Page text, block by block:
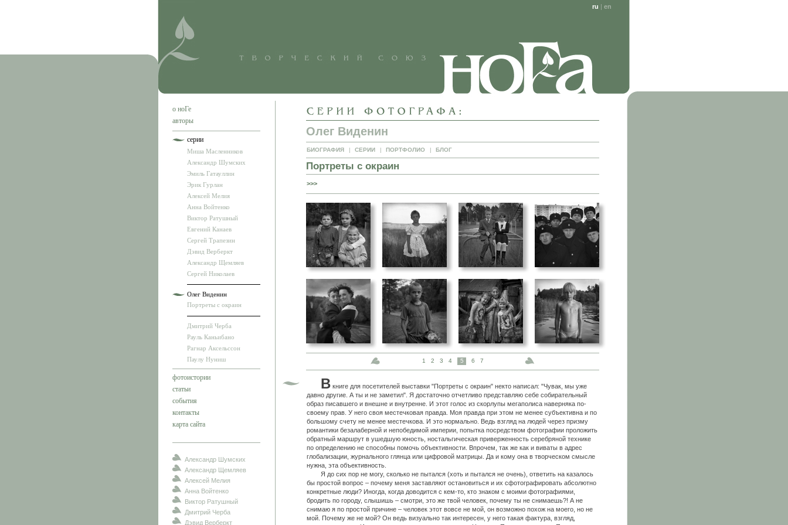
ru | en
о ноГе
авторы
серии
Миша Масленников
Александр Шумских
Эмиль Гатауллин
Эрик Гурлан
Алексей Мелия
Анна Войтенко
Виктор Ратушный
Евгений Канаев
Сергей Трапезин
Дэвид Верберкт
Александр Щемляев
Сергей Николаев
Олег Виденин
Портреты с окраин
Дмитрий Черба
Рауль Каньибано
Рагнар Аксельссон
Паулу Нуниш
фотоистории
статьи
события
контакты
карта сайта
Александр Шумских
Александр Щемляев
Алексей Мелия
Анна Войтенко
Виктор Ратушный
Дмитрий Черба
Дэвид Верберкт
Олег Виденин
БИОГРАФИЯ | СЕРИИ | ПОРТФОЛИО | БЛОГ
Портреты с окраин
>>>
1 2 3 4 5 6 7
В книге для посетителей выставки "Портреты с окраин" некто написал: "Чувак, мы уже
давно другие. А ты и не заметил". Я достаточно отчетливо представляю себе собирательный
образ писавшего и внешне и внутренне. И этот голос из скорлупы мегаполиса наверняка по-
своему прав. У него своя местечковая правда. Моя правда при этом не менее субъективна и по
большому счету не менее местечкова. И это нормально. Ведь взгляд на людей через призму
романтики безалаберной и непобедимой империи, попытка посредством фотографии проложить
обратный маршрут в ушедшую юность, ностальгическая приверженность серебряной технике
по определению не способны помочь объективности. Впрочем, так же как и виваты в адрес
глобализации, журнального глянца или цифровой матрицы. Да и кому она в творческом смысле
нужна, эта объективность.
Я до сих пор не могу, сколько не пытался (хоть и пытался не очень), ответить на казалось
бы простой вопрос – почему меня заставляют остановиться и их сфотографировать абсолютно
конкретные люди? Иногда, когда доводится с кем-то, кто знаком с моими фотографиями,
бродить по городу, слышишь – смотри, это же твой человек, почему ты не снимаешь?! А не
снимаю я по простой причине – человек этот вовсе не мой, он возможно похож на моего, но не
мой. Почему же не мой? Он ведь визуально так интересен, у него такая фактура, взгляд,